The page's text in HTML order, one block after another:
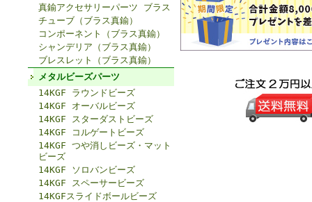
真鍮アクセサリーパーツ ブラス
チューブ（ブラス真鍮）
コンポーネント（ブラス真鍮）
シャンデリア（ブラス真鍮）
ブレスレット（ブラス真鍮）
メタルビーズパーツ
14KGF ラウンドビーズ
14KGF オーバルビーズ
14KGF スターダストビーズ
14KGF コルゲートビーズ
14KGF つや消しビーズ・マット
ビーズ
14KGF ソロバンビーズ
14KGF スペーサービーズ
14KGFスライドボールビーズ